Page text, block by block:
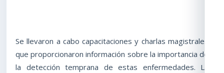
Se llevaron a cabo capacitaciones y charlas magistrales
que proporcionaron información sobre la importancia de
la detección temprana de estas enfermedades. La